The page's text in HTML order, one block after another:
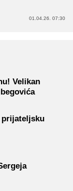
01.04.26. 07:30
Velikan
prijateljsku